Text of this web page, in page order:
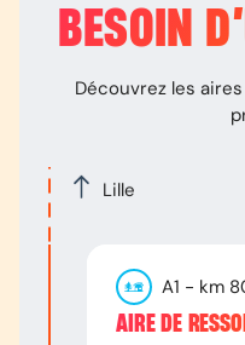
BESOIN D’
Découvrez les
Lille
A1 - km
AIRE DE